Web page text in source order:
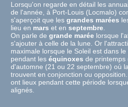
Lorsqu'on regarde en détail les
de l'année, à Port-Louis (Locmalo)
s'aperçoit que lesgrandes marées
lieu en mars et enseptembre
On parle degrande marée lorsque
s'ajouter à celle de la lune. Or
maximale lorsque le Soleil est dans
pendant leséquinoxes de printemps
d'automne (21 ou 22 septembre) où
trouvent en conjonction ou
ont lieux pendant cette période
alignés.